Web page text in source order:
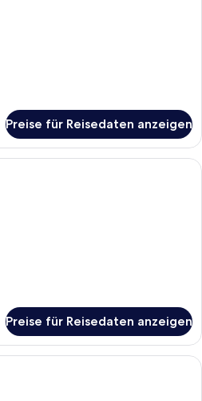
Preise für Reisedaten anzeigen
Ein Hotelzimmer mit einer Couch,
Preise für Reisedaten anzeigen
Ein Hotelzimmer mit zwei Betten,